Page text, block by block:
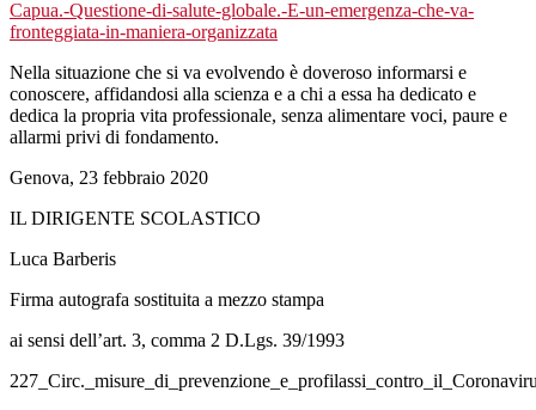
Capua.-Questione-di-salute-globale.-E-un-emergenza-che-va-
fronteggiata-in-maniera-organizzata
Nella situazione che si va evolvendo è doveroso informarsi e
conoscere, affidandosi alla scienza e a chi a essa ha dedicato e
dedica la propria vita professionale, senza alimentare voci, paure e
allarmi privi di fondamento.
Genova, 23 febbraio 2020
IL DIRIGENTE SCOLASTICO
Luca Barberis
Firma autografa sostituita a mezzo stampa
ai sensi dell’art. 3, comma 2 D.Lgs. 39/1993